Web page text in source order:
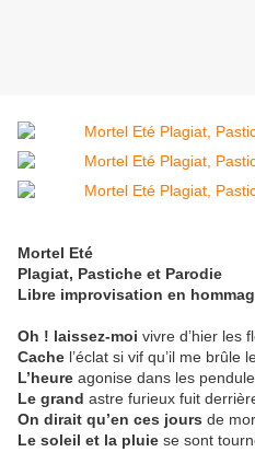
Mortel Eté
Plagiat, Pastiche et Parodie
Libre improvisation en
Oh ! laissez-moi vivre d’hier les
Cache l’éclat si vif qu’il me brûle
L’heure agonise dans les
Le grand astre furieux fuit
On dirait qu’en ces jours de
Le soleil et la pluie se sont